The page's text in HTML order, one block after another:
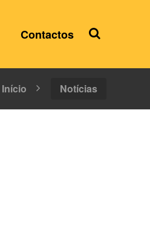
Contactos
Início Notícias